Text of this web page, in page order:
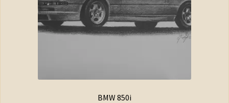
BMW 850i